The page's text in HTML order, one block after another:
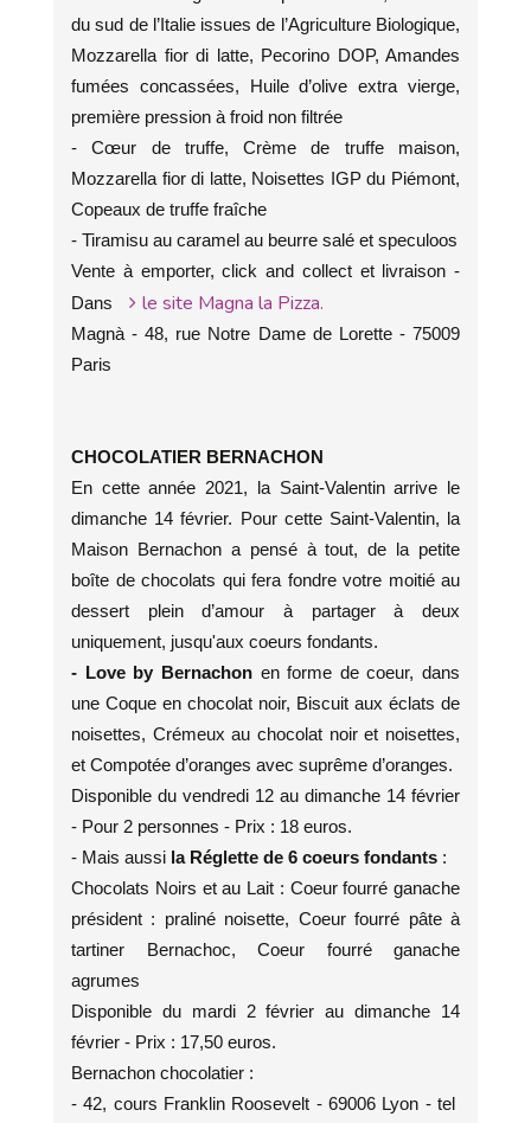
du sud de l’Italie issues de l’Agriculture Biologique,
Mozzarella fior di latte, Pecorino DOP, Amandes
fumées concassées, Huile d’olive extra vierge,
première pression à froid non filtrée
- Cœur de truffe, Crème de truffe maison,
Mozzarella fior di latte, Noisettes IGP du Piémont,
Copeaux de truffe fraîche
- Tiramisu au caramel au beurre salé et speculoos
Vente à emporter, click and collect et livraison -
Dans
le site Magna la Pizza.
Magnà - 48, rue Notre Dame de Lorette - 75009
Paris
CHOCOLATIER BERNACHON
En cette année 2021, la Saint-Valentin arrive le
dimanche 14 février. Pour cette Saint-Valentin, la
Maison Bernachon a pensé à tout, de la petite
boîte de chocolats qui fera fondre votre moitié au
dessert plein d’amour à partager à deux
uniquement, jusqu'aux coeurs fondants.
- Love by Bernachon en forme de coeur, dans
une Coque en chocolat noir, Biscuit aux éclats de
noisettes, Crémeux au chocolat noir et noisettes,
et Compotée d’oranges avec suprême d’oranges.
Disponible du vendredi 12 au dimanche 14 février
- Pour 2 personnes - Prix : 18 euros.
- Mais aussi la Réglette de 6 coeurs fondants :
Chocolats Noirs et au Lait : Coeur fourré ganache
président : praliné noisette, Coeur fourré pâte à
tartiner Bernachoc, Coeur fourré ganache
agrumes
Disponible du mardi 2 février au dimanche 14
février - Prix : 17,50 euros.
Bernachon chocolatier :
- 42, cours Franklin Roosevelt - 69006 Lyon - tel